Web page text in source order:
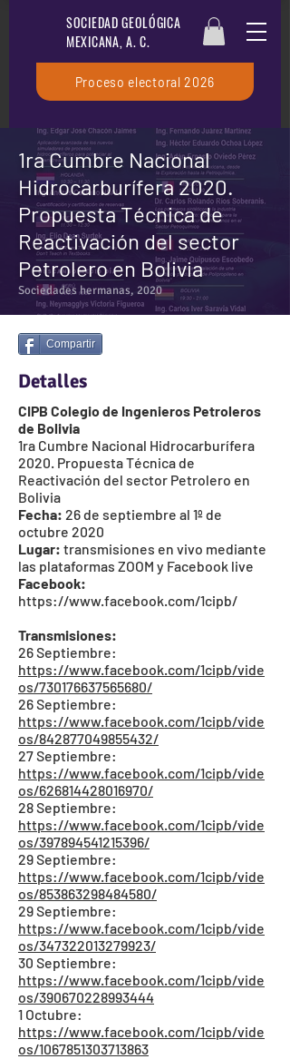
SOCIEDAD GEOLÓGICA
MEXICANA, A. C.
Proceso electoral 2026
1ra Cumbre Nacional
Hidrocarburífera 2020.
Propuesta Técnica de
Reactivación del sector
Petrolero en Bolivia
Sociedades hermanas, 2020
Compartir
Detalles
CIPB Colegio de Ingenieros Petroleros
de Bolivia
1ra Cumbre Nacional Hidrocarburífera
2020. Propuesta Técnica de
Reactivación del sector Petrolero en
Bolivia
Fecha: 26 de septiembre al 1º de
octubre 2020
Lugar: transmisiones en vivo mediante
las plataformas ZOOM y Facebook live
Facebook:
https://www.facebook.com/1cipb/
Transmisiones:
26 Septiembre:
https://www.facebook.com/1cipb/vide
os/730176637565680/
26 Septiembre:
https://www.facebook.com/1cipb/vide
os/842877049855432/
27 Septiembre:
https://www.facebook.com/1cipb/vide
os/626814428016970/
28 Septiembre:
https://www.facebook.com/1cipb/vide
os/397894541215396/
29 Septiembre:
https://www.facebook.com/1cipb/vide
os/853863298484580/
29 Septiembre:
https://www.facebook.com/1cipb/vide
os/347322013279923/
30 Septiembre:
https://www.facebook.com/1cipb/vide
os/390670228993444
1 Octubre:
https://www.facebook.com/1cipb/vide
os/1067851303713863